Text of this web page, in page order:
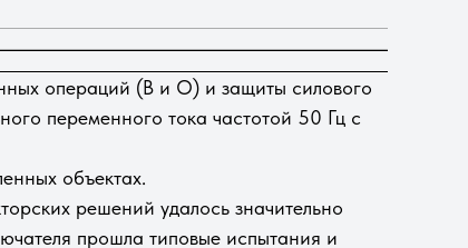
операций (В и О) и защиты силового
переменного тока частотой 50 Гц c
объектах.
решений удалось значительно
прошла типовые испытания и